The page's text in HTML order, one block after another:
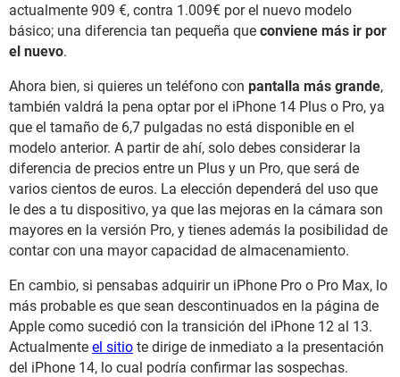
actualmente 909 €, contra 1.009€ por el nuevo modelo
básico; una diferencia tan pequeña que conviene más ir por
el nuevo.
Ahora bien, si quieres un teléfono con pantalla más grande,
también valdrá la pena optar por el iPhone 14 Plus o Pro, ya
que el tamaño de 6,7 pulgadas no está disponible en el
modelo anterior. A partir de ahí, solo debes considerar la
diferencia de precios entre un Plus y un Pro, que será de
varios cientos de euros. La elección dependerá del uso que
le des a tu dispositivo, ya que las mejoras en la cámara son
mayores en la versión Pro, y tienes además la posibilidad de
contar con una mayor capacidad de almacenamiento.
En cambio, si pensabas adquirir un iPhone Pro o Pro Max, lo
más probable es que sean descontinuados en la página de
Apple como sucedió con la transición del iPhone 12 al 13.
Actualmente el sitio te dirige de inmediato a la presentación
del iPhone 14, lo cual podría confirmar las sospechas.